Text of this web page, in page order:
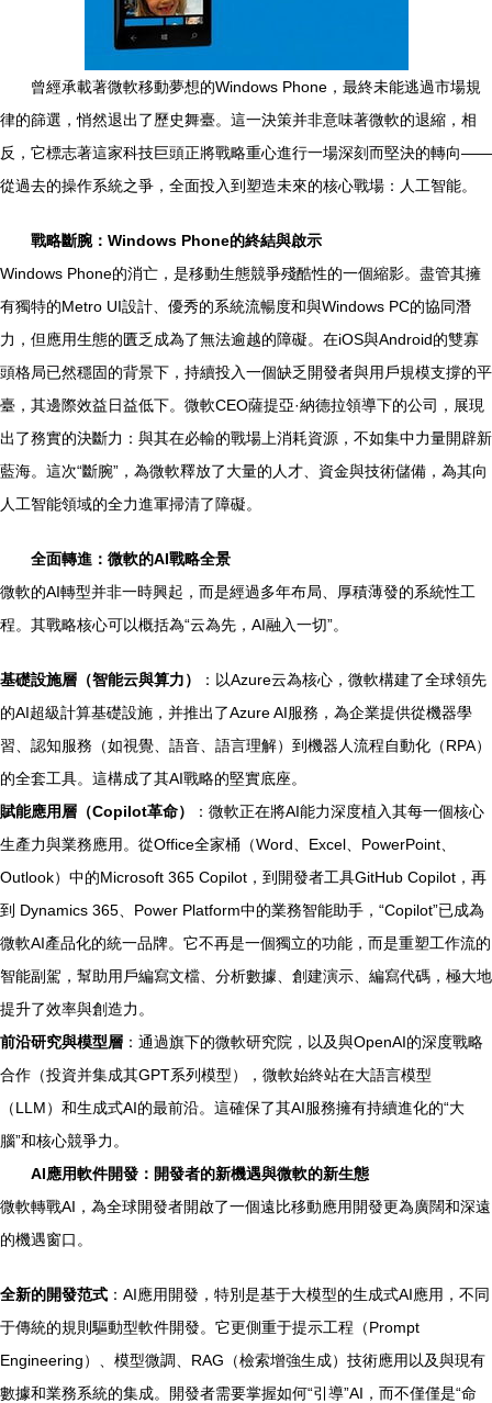
曾經承載著微軟移動夢想的Windows Phone，最終未能逃過市場規
律的篩選，悄然退出了歷史舞臺。這一決策并非意味著微軟的退縮，相
反，它標志著這家科技巨頭正將戰略重心進行一場深刻而堅決的轉向——
從過去的操作系統之爭，全面投入到塑造未來的核心戰場：人工智能。
戰略斷腕：Windows Phone的終結與啟示
Windows Phone的消亡，是移動生態競爭殘酷性的一個縮影。盡管其擁
有獨特的Metro UI設計、優秀的系統流暢度和與Windows PC的協同潛
力，但應用生態的匱乏成為了無法逾越的障礙。在iOS與Android的雙寡
頭格局已然穩固的背景下，持續投入一個缺乏開發者與用戶規模支撐的平
臺，其邊際效益日益低下。微軟CEO薩提亞·納德拉領導下的公司，展現
出了務實的決斷力：與其在必輸的戰場上消耗資源，不如集中力量開辟新
藍海。這次“斷腕”，為微軟釋放了大量的人才、資金與技術儲備，為其向
人工智能領域的全力進軍掃清了障礙。
全面轉進：微軟的AI戰略全景
微軟的AI轉型并非一時興起，而是經過多年布局、厚積薄發的系統性工
程。其戰略核心可以概括為“云為先，AI融入一切”。
基礎設施層（智能云與算力）
：以Azure云為核心，微軟構建了全球領先
的AI超級計算基礎設施，并推出了Azure AI服務，為企業提供從機器學
習、認知服務（如視覺、語音、語言理解）到機器人流程自動化（RPA）
的全套工具。這構成了其AI戰略的堅實底座。
賦能應用層（Copilot革命）
：微軟正在將AI能力深度植入其每一個核心
生產力與業務應用。從Office全家桶（Word、Excel、PowerPoint、
Outlook）中的Microsoft 365 Copilot，到開發者工具GitHub Copilot，再
到 Dynamics 365、Power Platform中的業務智能助手，“Copilot”已成為
微軟AI產品化的統一品牌。它不再是一個獨立的功能，而是重塑工作流的
智能副駕，幫助用戶編寫文檔、分析數據、創建演示、編寫代碼，極大地
提升了效率與創造力。
前沿研究與模型層 ：通過旗下的微軟研究院，以及與OpenAI的深度戰略
合作（投資并集成其GPT系列模型），微軟始終站在大語言模型
（LLM）和生成式AI的最前沿。這確保了其AI服務擁有持續進化的“大
腦”和核心競爭力。
AI應用軟件開發：開發者的新機遇與微軟的新生態
微軟轉戰AI，為全球開發者開啟了一個遠比移動應用開發更為廣闊和深遠
的機遇窗口。
全新的開發范式 ：AI應用開發，特別是基于大模型的生成式AI應用，不同
于傳統的規則驅動型軟件開發。它更側重于提示工程（Prompt
Engineering）、模型微調、RAG（檢索增強生成）技術應用以及與現有
數據和業務系統的集成。開發者需要掌握如何“引導”AI，而不僅僅是“命